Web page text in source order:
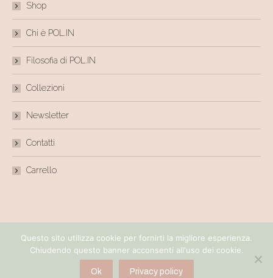
Shop
Chi è POL.IN
Filosofia di POL.IN
Collezioni
Newsletter
Contatti
Carrello
©polincouture-2018/2021
POL.IN couture - Paola Paletto • via Sestriere 56 (fronte COOP) 10060 PINASCA (TO) •
email:polin@polincouture.net • P.IVA 11394440017
Questo sito utilizza cookie per fornirti la migliore esperienza.
Chiudendo questo banner acconsenti all'uso dei cookie.
Ok Privacy policy